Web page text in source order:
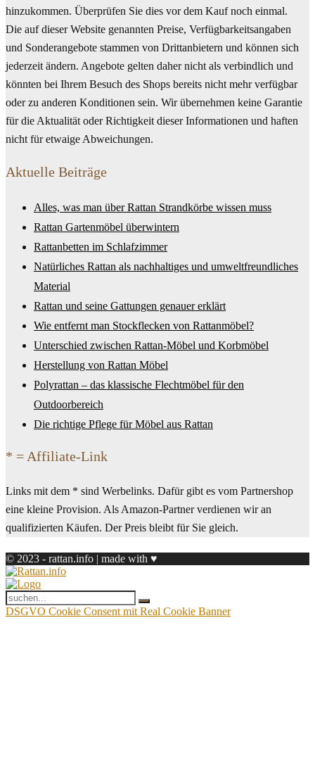
hinzukommen. Überprüfen Sie dies vor dem Kauf noch einmal.
Die auf dieser Website genannten Preise, Verfügbarkeitsangaben
und Sonderangebote stammen von Drittanbietern und können sich
jederzeit ändern. Angebote gelten daher nicht als verbindlich und
könnten bei Ihrem Besuch des Shops bereits nicht mehr verfügbar
oder zu anderen Konditionen sein. Wir übernehmen keine Garantie
für die Aktualität oder Richtigkeit dieser Informationen und haften
nicht für etwaige Abweichungen.
Aktuelle Beiträge
Alles, was man über Rattan Strandkörbe wissen muss
Rattan Gartenmöbel überwintern
Rattanbetten im Schlafzimmer
Natürliches Rattan als nachhaltiges und umweltfreundliches
Material
Rattan und seine Gattungen genauer erklärt
Wie entfernt man Stockflecken von Rattanmöbel?
Unterschied zwischen Rattan-Möbel und Korbmöbel
Herstellung von Rattan Möbel
Polyrattan – das klassische Flechtmöbel für den
Outdoorbereich
Die richtige Pflege für Möbel aus Rattan
* = Affiliate-Link
Links mit dem * sind Werbelinks. Dafür gibt es vom Partnershop
eine kleine Provision. Als Amazon-Partner verdienen wir an
qualifizierten Käufen. Der Preis bleibt für Sie gleich.
© 2023 - rattan.info | made with ♥
DSGVO Cookie Consent mit Real Cookie Banner